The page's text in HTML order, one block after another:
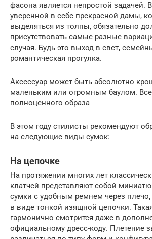
фасона является непростой задачей.
уверенной в себе прекрасной дамы,
выделяться из толпы, обязательно
присутствовать самые разные
случая. Будь это выход в свет,
романтическая прогулка.
Аксессуар может быть абсолютно
маленьким или огромным баулом. Все
полноценного образа
В этом году стилисты рекомендуют
на следующие виды сумок:
На цепочке
На протяжении многих лет
клатчей представляют собой
сумки с удобным ремнем через
в виде тонкой изящной цепочки.
гармонично смотрится даже в
официальному дресс-коду. Плетение